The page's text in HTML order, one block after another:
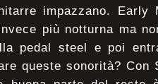
impazzano. Early
più notturna ma
pedal steel e poi
queste sonorità? Con